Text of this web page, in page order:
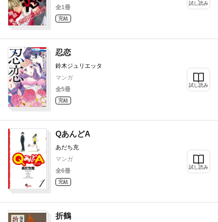
全1冊
完結
試し読み
忍恋
鈴木ジュリエッタ
マンガ
全5冊
完結
試し読み
QあんどA
あだち充
マンガ
全6冊
完結
試し読み
折鶴